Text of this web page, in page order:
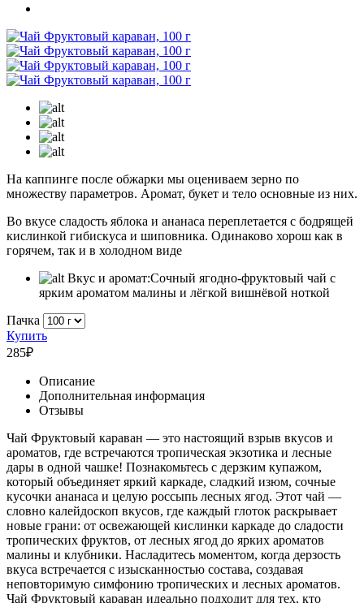
На каппинге после обжарки мы оцениваем зерно по
множеству параметров. Аромат, букет и тело основные из них.
Во вкусе сладость яблока и ананаса переплетается с бодрящей
кислинкой гибискуса и шиповника. Одинаково хорош как в
горячем, так и в холодном виде
Вкус и аромат:Сочный ягодно-фруктовый чай с
ярким ароматом малины и лёгкой вишнёвой ноткой
Пачка
Купить
285₽
Описание
Дополнительная информация
Отзывы
Чай Фруктовый караван — это настоящий взрыв вкусов и
ароматов, где встречаются тропическая экзотика и лесные
дары в одной чашке! Познакомьтесь с дерзким купажом,
который объединяет яркий каркаде, сладкий изюм, сочные
кусочки ананаса и целую россыпь лесных ягод. Этот чай —
словно калейдоскоп вкусов, где каждый глоток раскрывает
новые грани: от освежающей кислинки каркаде до сладости
тропических фруктов, от лесных ягод до ярких ароматов
малины и клубники. Насладитесь моментом, когда дерзость
вкуса встречается с изысканностью состава, создавая
неповторимую симфонию тропических и лесных ароматов.
Чай Фруктовый караван идеально подходит для тех, кто